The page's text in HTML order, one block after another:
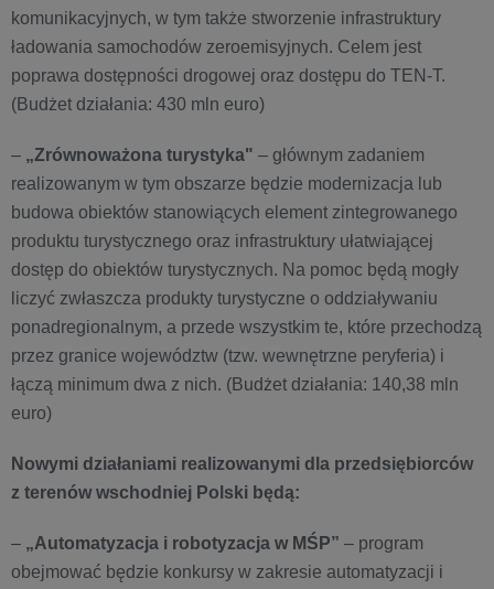
komunikacyjnych, w tym także stworzenie infrastruktury
ładowania samochodów zeroemisyjnych. Celem jest
poprawa dostępności drogowej oraz dostępu do TEN-T.
(Budżet działania: 430 mln euro)
– „Zrównoważona turystyka" – głównym zadaniem
realizowanym w tym obszarze będzie modernizacja lub
budowa obiektów stanowiących element zintegrowanego
produktu turystycznego oraz infrastruktury ułatwiającej
dostęp do obiektów turystycznych. Na pomoc będą mogły
liczyć zwłaszcza produkty turystyczne o oddziaływaniu
ponadregionalnym, a przede wszystkim te, które przechodzą
przez granice województw (tzw. wewnętrzne peryferia) i
łączą minimum dwa z nich. (Budżet działania: 140,38 mln
euro)
Nowymi działaniami realizowanymi dla przedsiębiorców
z terenów wschodniej Polski będą:
– „Automatyzacja i robotyzacja w MŚP” – program
obejmować będzie konkursy w zakresie automatyzacji i